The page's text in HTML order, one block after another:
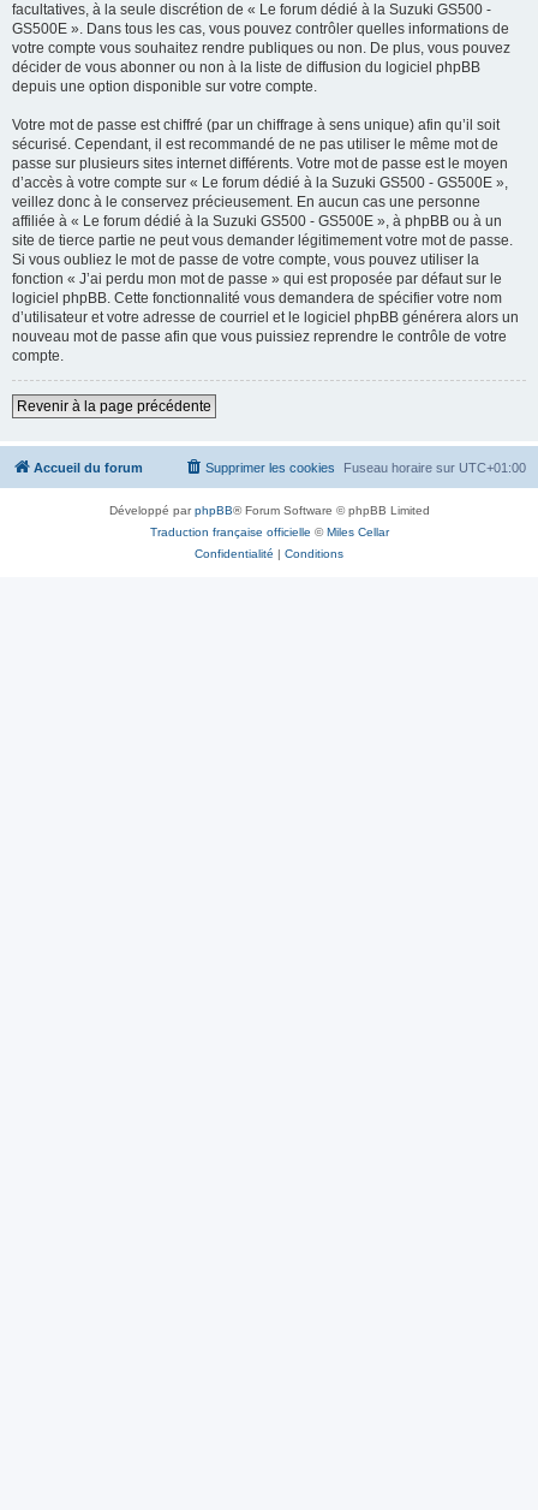
facultatives, à la seule discrétion de « Le forum dédié à la Suzuki GS500 -
GS500E ». Dans tous les cas, vous pouvez contrôler quelles informations de
votre compte vous souhaitez rendre publiques ou non. De plus, vous pouvez
décider de vous abonner ou non à la liste de diffusion du logiciel phpBB
depuis une option disponible sur votre compte.
Votre mot de passe est chiffré (par un chiffrage à sens unique) afin qu’il soit
sécurisé. Cependant, il est recommandé de ne pas utiliser le même mot de
passe sur plusieurs sites internet différents. Votre mot de passe est le moyen
d’accès à votre compte sur « Le forum dédié à la Suzuki GS500 - GS500E »,
veillez donc à le conservez précieusement. En aucun cas une personne
affiliée à « Le forum dédié à la Suzuki GS500 - GS500E », à phpBB ou à un
site de tierce partie ne peut vous demander légitimement votre mot de passe.
Si vous oubliez le mot de passe de votre compte, vous pouvez utiliser la
fonction « J’ai perdu mon mot de passe » qui est proposée par défaut sur le
logiciel phpBB. Cette fonctionnalité vous demandera de spécifier votre nom
d’utilisateur et votre adresse de courriel et le logiciel phpBB générera alors un
nouveau mot de passe afin que vous puissiez reprendre le contrôle de votre
compte.
Revenir à la page précédente
Accueil du forum Fuseau horaire sur UTC+01:00
Supprimer les cookies
Développé parphpBB® Forum Software © phpBB Limited
Traduction française officielle ©Miles Cellar
Confidentialité | Conditions